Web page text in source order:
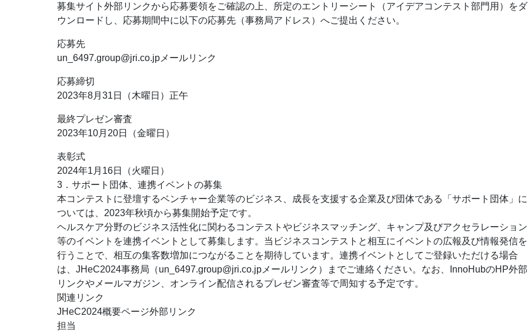
募集サイト外部リンクから応募要領をご確認の上、所定のエントリーシート（アイデアコンテスト部門用）をダ
ウンロードし、応募期間中に以下の応募先（事務局アドレス）へご提出ください。
応募先
un_6497.group@jri.co.jp メールリンク
応募締切
2023年8月31日（木曜日）正午
最終プレゼン審査
2023年10月20日（金曜日）
表彰式
2024年1月16日（火曜日）
3．サポート団体、連携イベントの募集
本コンテストに登壇するベンチャー企業等のビジネス、成長を支援する企業及び団体である「サポート団体」に
ついては、2023年秋頃から募集開始予定です。
ヘルスケア分野のビジネス活性化に関わるコンテストやビジネスマッチング、キャンプ及びアクセラレーション
等のイベントを連携イベントとして募集します。当ビジネスコンテストと相互にイベントの広報及び情報発信を
行うことで、相互の集客数増加につながることを期待しています。連携イベントとしてご登録いただける場合
は、JHeC2024事務局（un_6497.group@jri.co.jp メールリンク）までご連絡ください。なお、InnoHubのHP外部
リンクやメールマガジン、オンライン配信されるプレゼン審査等で周知する予定です。
関連リンク
JHeC2024概要ページ外部リンク
担当